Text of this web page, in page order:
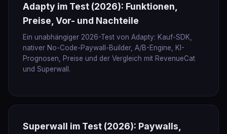
Adapty im Test (2026): Funktionen,
Preise, Vor- und Nachteile
Ein unabhängiger 2026-Test von Adapty: Kauf-SDK,
nativer No-Code-Paywall-Builder, A/B-Engine, KI-
Prognosen, Preise und der Vergleich mit RevenueCat
und Superwall.
Superwall im Test (2026): Paywalls,